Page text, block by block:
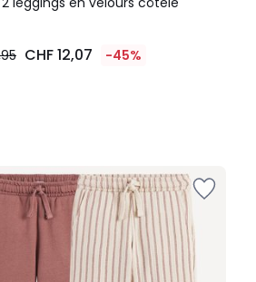
CHF 12,07 -45%